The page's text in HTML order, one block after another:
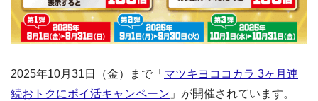
2025年10月31日（金）まで「 マツキヨココカラ 3ヶ月連
続おトクにポイ活キャンペーン 」が開催されています。